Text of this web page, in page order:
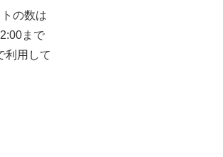
の数は
まで
利用して